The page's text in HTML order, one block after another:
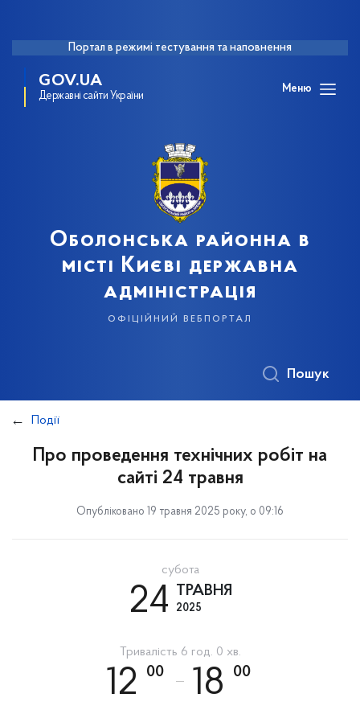
Портал в режимі тестування та наповнення
GOV.UA
Державні сайти України
Меню
Оболонська районна в
місті Києві державна
адміністрація
офіційний вебпортал
Пошук
Події
Про проведення технічних робіт на
сайті 24 травня
Опубліковано 19 травня 2025 року, о 09:16
субота
24 ТРАВНЯ
2025
Тривалість 6 год. 0 хв.
12 00 18 00